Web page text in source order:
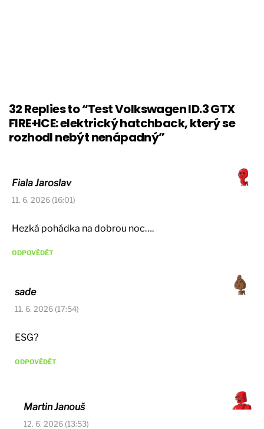
32 Replies to “Test Volkswagen ID.3 GTX
FIRE+ICE: elektrický hatchback, který se
rozhodl nebýt nenápadný”
Fiala Jaroslav
11. 6. 2026 (16:01)
Hezká pohádka na dobrou noc….
ODPOVĚDĚT
sade
11. 6. 2026 (17:54)
ESG?
ODPOVĚDĚT
Martin Janouš
12. 6. 2026 (13:53)